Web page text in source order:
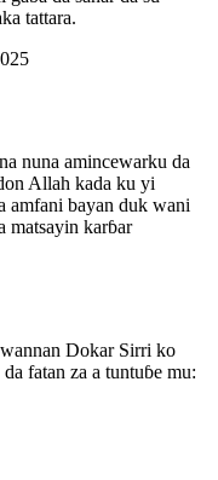
tattara.
nuna amincewarku da
Allah kada ku yi
amfani bayan duk wani
matsayin karɓar
Dokar Sirri ko
fatan za a tuntuɓe mu: